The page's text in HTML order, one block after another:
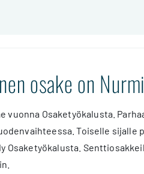
osake on
Osaketyökalusta.
Toiselle sijalle
Osaketyökalusta.